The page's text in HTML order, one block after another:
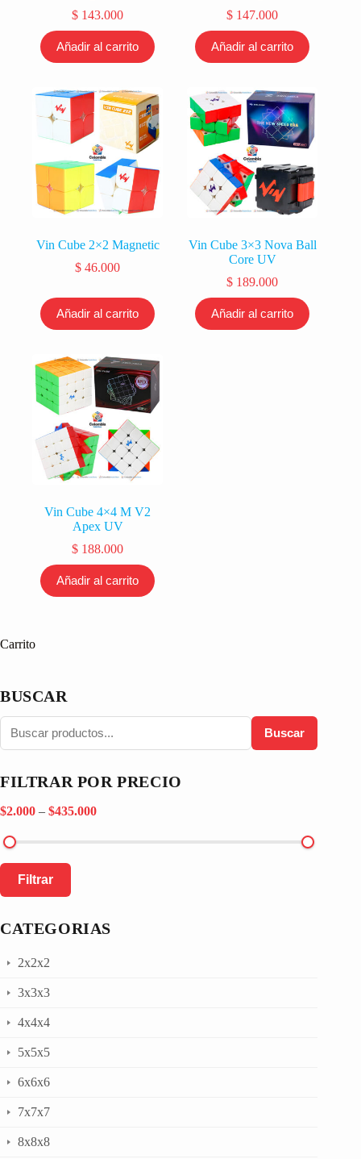
$ 143.000
Añadir al carrito
$ 147.000
Añadir al carrito
Vin Cube 2×2 Magnetic
$ 46.000
Añadir al carrito
Vin Cube 3×3 Nova Ball
Core UV
$ 189.000
Añadir al carrito
Vin Cube 4×4 M V2
Apex UV
$ 188.000
Añadir al carrito
Carrito
BUSCAR
Buscar
FILTRAR POR PRECIO
$2.000 – $435.000
Filtrar
CATEGORIAS
2x2x2
3x3x3
4x4x4
5x5x5
6x6x6
7x7x7
8x8x8